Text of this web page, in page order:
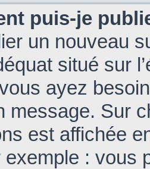
puis-je
un nouveau
situé sur
ayez
message. Sur
est affichée
exemple : vous